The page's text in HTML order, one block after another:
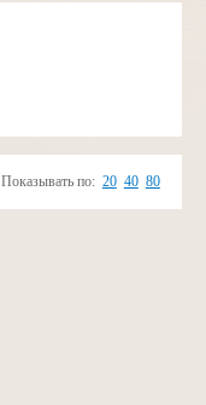
Показывать по: 20 40 80